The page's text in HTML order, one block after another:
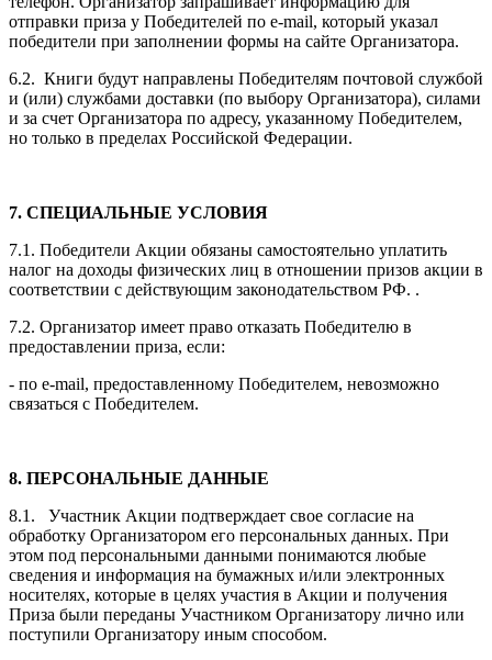
отправки приза у Победителей по e-mail, который указал
победители при заполнении формы на сайте Организатора.
6.2. Книги будут направлены Победителям почтовой службой
и (или) службами доставки (по выбору Организатора), силами
и за счет Организатора по адресу, указанному Победителем,
но только в пределах Российской Федерации.
7. СПЕЦИАЛЬНЫЕ УСЛОВИЯ
7.1. Победители Акции обязаны самостоятельно уплатить
налог на доходы физических лиц в отношении призов акции в
соответствии с действующим законодательством РФ. .
7.2. Организатор имеет право отказать Победителю в
предоставлении приза, если:
- по e-mail, предоставленному Победителем, невозможно
связаться с Победителем.
8. ПЕРСОНАЛЬНЫЕ ДАННЫЕ
8.1. Участник Акции подтверждает свое согласие на
обработку Организатором его персональных данных. При
этом под персональными данными понимаются любые
сведения и информация на бумажных и/или электронных
носителях, которые в целях участия в Акции и получения
Приза были переданы Участником Организатору лично или
поступили Организатору иным способом.